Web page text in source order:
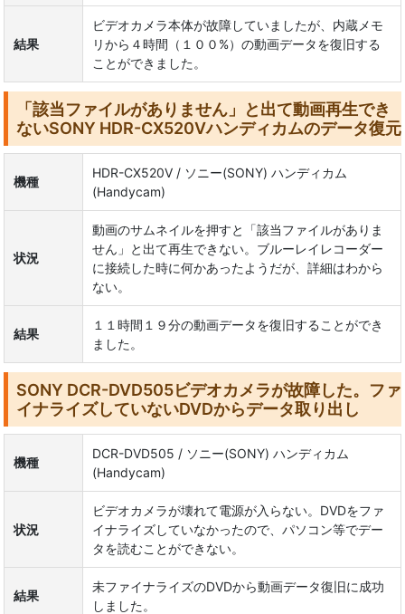
結果
ビデオカメラ本体が故障していましたが、内蔵メモ
リから４時間（１００%）の動画データを復旧する
ことができました。
「該当ファイルがありません」と出て動画再生でき
ないSONY HDR-CX520Vハンディカムのデータ復元
機種
HDR-CX520V / ソニー(SONY) ハンディカム
(Handycam)
状況
動画のサムネイルを押すと「該当ファイルがありま
せん」と出て再生できない。ブルーレイレコーダー
に接続した時に何かあったようだが、詳細はわから
ない。
結果
１１時間１９分の動画データを復旧することができ
ました。
SONY DCR-DVD505ビデオカメラが故障した。ファ
イナライズしていないDVDからデータ取り出し
機種
DCR-DVD505 / ソニー(SONY) ハンディカム
(Handycam)
状況
ビデオカメラが壊れて電源が入らない。DVDをファ
イナライズしていなかったので、パソコン等でデー
タを読むことができない。
結果
未ファイナライズのDVDから動画データ復旧に成功
しました。